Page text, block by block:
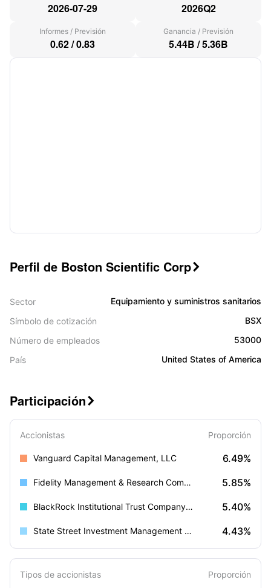
2026-07-29 2026Q2
Informes / Previsión
0.62/0.83
Ganancia / Previsión
5.44B /5.36B
Perfil de Boston Scientific Corp
Sector
Equipamiento y suministros sanitarios
Símbolo de cotización
BSX
Número de empleados
53000
País
United States of America
Participación 
Accionistas Proporción
Vanguard Capital Management, LLC 6.49%
Fidelity Management & Research Company LLC 5.85%
BlackRock Institutional Trust Company, N.A. 5.40%
State Street Investment Management (US) 4.43%
Tipos de accionistas Proporción